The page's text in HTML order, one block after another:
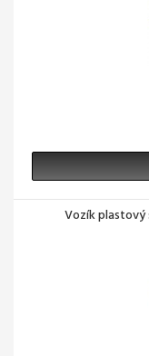
Vozík plastový